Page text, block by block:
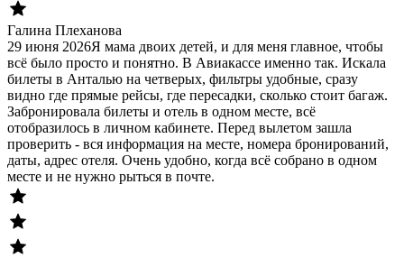
Галина Плеханова
29 июня 2026Я мама двоих детей, и для меня главное, чтобы
всё было просто и понятно. В Авиакассе именно так. Искала
билеты в Анталью на четверых, фильтры удобные, сразу
видно где прямые рейсы, где пересадки, сколько стоит багаж.
Забронировала билеты и отель в одном месте, всё
отобразилось в личном кабинете. Перед вылетом зашла
проверить - вся информация на месте, номера бронирований,
даты, адрес отеля. Очень удобно, когда всё собрано в одном
месте и не нужно рыться в почте.